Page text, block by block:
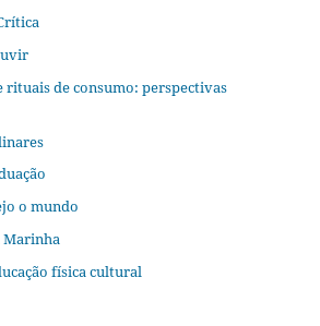
de consumo: perspectivas
o mundo
Marinha
física cultural